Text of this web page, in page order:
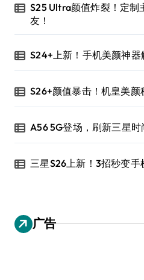
S25 Ultra颜值炸裂！定制
友！
S24+上新！手机美颜神器
S26+颜值暴击！机皇美颜
A56 5G登场，刷新三星时
三星S26上新！3招秒变手
广告